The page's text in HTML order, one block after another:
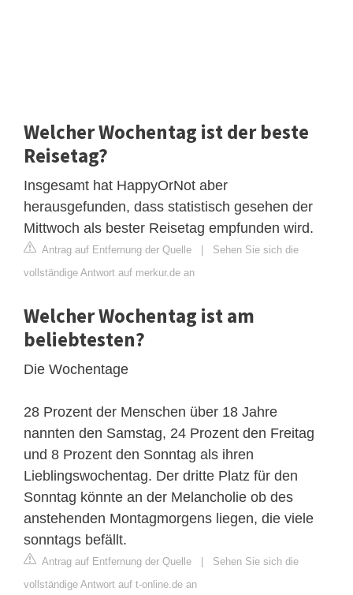
Welcher Wochentag ist der beste
Reisetag?
Insgesamt hat HappyOrNot aber
herausgefunden, dass statistisch gesehen der
Mittwoch als bester Reisetag empfunden wird.
Antrag auf Entfernung der Quelle | Sehen Sie sich die
vollständige Antwort auf merkur.de an
Welcher Wochentag ist am
beliebtesten?
Die Wochentage
28 Prozent der Menschen über 18 Jahre
nannten den Samstag, 24 Prozent den Freitag
und 8 Prozent den Sonntag als ihren
Lieblingswochentag. Der dritte Platz für den
Sonntag könnte an der Melancholie ob des
anstehenden Montagmorgens liegen, die viele
sonntags befällt.
Antrag auf Entfernung der Quelle | Sehen Sie sich die
vollständige Antwort auf t-online.de an